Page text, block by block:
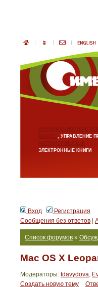
ИНФОРМАЦИОННЫЕ
БИЗНЕС, УПРАВЛЕНИЕ
АНГЛИЙСКИЙ ЯЗЫК
ЭЛЕКТРОННЫЕ КНИГИ
Вход
Регистрация
Сообщения без ответов
Список форумов »
Mac OS X
Модераторы: tdavydova,
Создать новую тему